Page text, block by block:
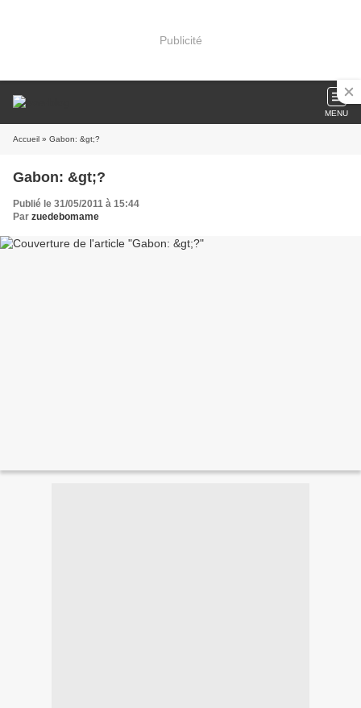
Publicité
MENU
Accueil » Gabon: &gt;?
Gabon: &gt;?
Publié le 31/05/2011 à 15:44
Par zuedebomame